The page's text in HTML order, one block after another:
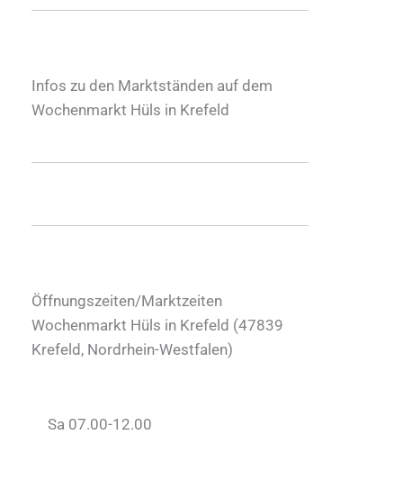
Infos zu den Marktständen auf dem
Wochenmarkt Hüls in Krefeld
Öffnungszeiten/Marktzeiten
Wochenmarkt Hüls in Krefeld (47839
Krefeld, Nordrhein-Westfalen)
Sa 07.00-12.00